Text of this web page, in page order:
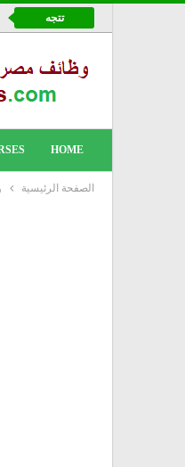
تتجه
HOME
الصفحة الرئيسية